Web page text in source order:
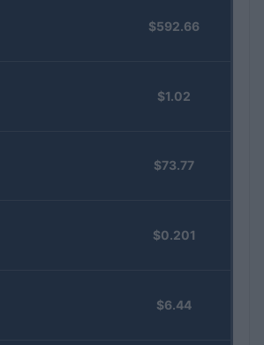
$592.66
$1.02
$73.77
$0.201
$6.44